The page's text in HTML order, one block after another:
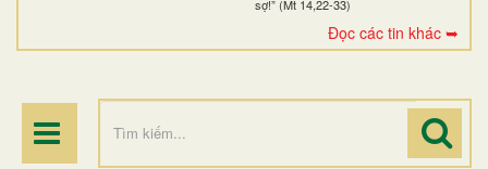
sợ!” (Mt 14,22-33)
Đọc các tin khác ➥
ĐIỂM HÀNH HƯƠNG